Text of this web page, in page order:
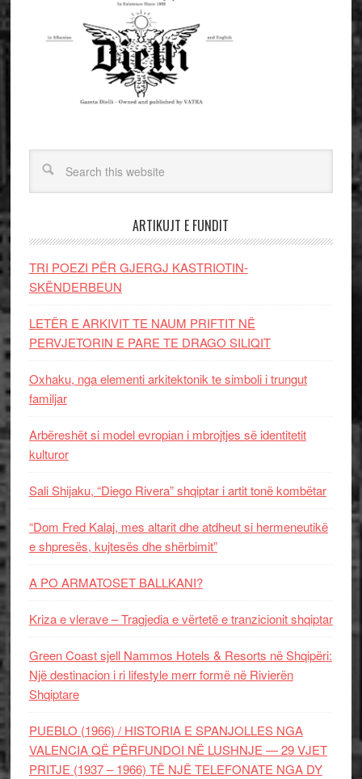
ARTIKUJT E FUNDIT
TRI POEZI PËR GJERGJ KASTRIOTIN-
SKËNDERBEUN
LETËR E ARKIVIT TE NAUM PRIFTIT NË
PERVJETORIN E PARE TE DRAGO SILIQIT
Oxhaku, nga elementi arkitektonik te simboli i trungut
familjar
Arbëreshët si model evropian i mbrojtjes së identitetit
kulturor
Sali Shijaku, “Diego Rivera” shqiptar i artit tonë kombëtar
“Dom Fred Kalaj, mes altarit dhe atdheut si hermeneutikë
e shpresës, kujtesës dhe shërbimit”
A PO ARMATOSET BALLKANI?
Kriza e vlerave – Tragjedia e vërtetë e tranzicionit shqiptar
Green Coast sjell Nammos Hotels & Resorts në Shqipëri:
Një destinacion i ri lifestyle merr formë në Rivierën
Shqiptare
PUEBLO (1966) / HISTORIA E SPANJOLLES NGA
VALENCIA QË PËRFUNDOI NË LUSHNJE — 29 VJET
PRITJE (1937 – 1966) TË NJË TELEFONATE NGA DY